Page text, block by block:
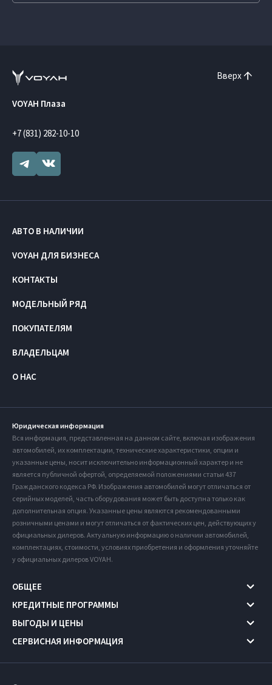
Вверх
VOYAH Плаза
+7 (831) 282-10-10
АВТО В НАЛИЧИИ
VOYAH ДЛЯ БИЗНЕСА
КОНТАКТЫ
МОДЕЛЬНЫЙ РЯД
ПОКУПАТЕЛЯМ
ВЛАДЕЛЬЦАМ
О НАС
Юридическая информация
Вся информация, представленная на данном сайте, включая изображения
автомобилей, их комплектации, технические характеристики, опции и
указанные цены, носит исключительно информационный характер и не
является публичной офертой, определяемой положениями статьи 437
Гражданского кодекса РФ. Изображения автомобилей могут отличаться от
серийных моделей, часть оборудования может быть доступна только как
дополнительная опция. Указанные цены являются рекомендованными
розничными ценами и могут отличаться от фактических цен, действующих у
официальных дилеров. Актуальную информацию о наличии автомобилей,
комплектациях, стоимости, условиях приобретения и оформления уточняйте
у официальных дилеров VOYAH.
ОБЩЕЕ
КРЕДИТНЫЕ ПРОГРАММЫ
ВЫГОДЫ И ЦЕНЫ
СЕРВИСНАЯ ИНФОРМАЦИЯ